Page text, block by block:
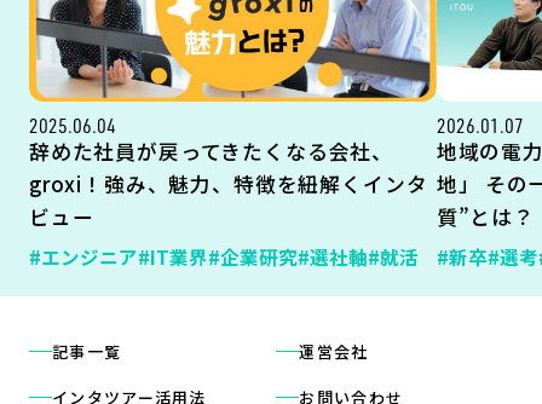
2025.06.04
辞めた社員が戻ってきたくなる会社、
groxi！強み、魅力、特徴を紐解くインタ
ビュー
#エンジニア#IT業界#企業研究#選社軸#就活
2026.01.07
地域の電
地」 その
質”とは？
#新卒#選考
記事一覧
インタツアー活用法
運営会社
お問い合わせ